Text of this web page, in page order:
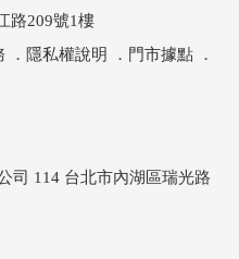
路209號1樓
． 隱私權說明 ． 門市據點 ．
司 114 台北市內湖區瑞光路